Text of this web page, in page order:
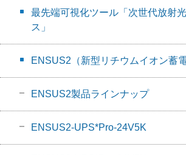
最先端可視化ツール「次世代放射
ス」
ENSUS2（新型リチウムイオン蓄電
ENSUS2製品ラインナップ
ENSUS2-UPS*Pro-24V5K